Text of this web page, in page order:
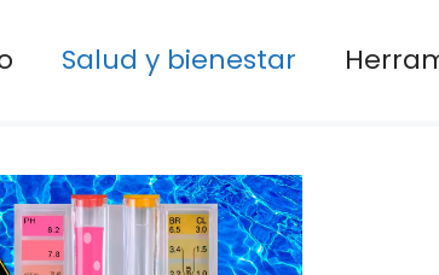
Salud y bienestar